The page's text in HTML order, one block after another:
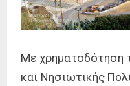
Με χρηματοδότηση
και Νησιωτικής